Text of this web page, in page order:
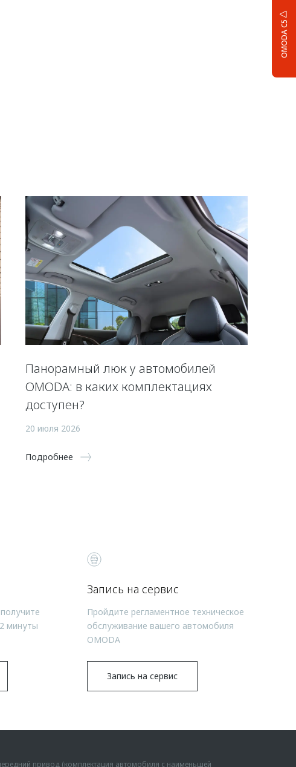
OMODA C5
Панорамный люк у автомобилей
OMODA: в каких комплектациях
доступен?
20 июля 2026
Подробнее
минуты
Запись на сервис
Пройдите регламентное техническое
обслуживание вашего автомобиля
OMODA
Запись на сервис
привод (комплектация автомобиля с наименьшей